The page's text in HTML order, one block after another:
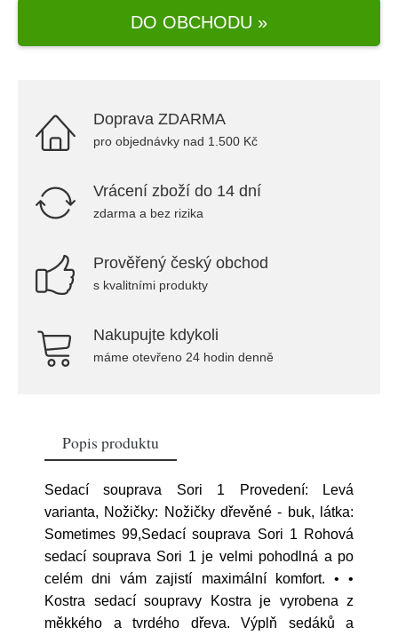
DO OBCHODU »
Doprava ZDARMA
pro objednávky nad 1.500 Kč
Vrácení zboží do 14 dní
zdarma a bez rizika
Prověřený český obchod
s kvalitními produkty
Nakupujte kdykoli
máme otevřeno 24 hodin denně
Popis produktu
Sedací souprava Sori 1 Provedení: Levá
varianta, Nožičky: Nožičky dřevěné - buk, látka:
Sometimes 99,Sedací souprava Sori 1 Rohová
sedací souprava Sori 1 je velmi pohodlná a po
celém dni vám zajistí maximální komfort. • •
Kostra sedací soupravy Kostra je vyrobena z
měkkého a tvrdého dřeva. Výplň sedáků a